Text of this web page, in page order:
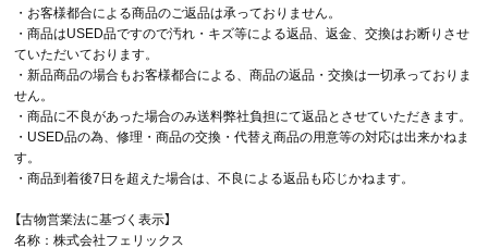
・お客様都合による商品のご返品は承っておりません。
・商品はUSED品ですので汚れ・キズ等による返品、返金、交換はお断りさせ
ていただいております。
・新品商品の場合もお客様都合による、商品の返品・交換は一切承っておりま
せん。
・商品に不良があった場合のみ送料弊社負担にて返品とさせていただきます。
・USED品の為、修理・商品の交換・代替え商品の用意等の対応は出来かねま
す。
・商品到着後7日を超えた場合は、不良による返品も応じかねます。
【古物営業法に基づく表示】
名称：株式会社フェリックス